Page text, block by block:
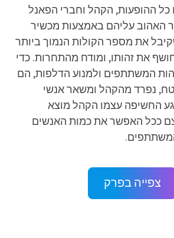
כל ההופעות, הקהל וחברי הפאנל
האהוב עליהם באמצעות מכשיר
את מספר הקולות הנמוך ביותר
את זהותו, ומודח מהתחרות. כדי
המשתתפים ולמנוע הדלפות, הם
נפרד מהקהל ומשאר אנשי
החשיפה עצמו הקהל מוצא
ככל האפשר את כמות האנשים
צפייה בפרק